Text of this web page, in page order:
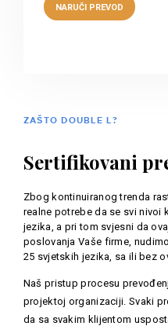
ZAŠTO DOUBLE L?
Sertifikovani
Zbog kontinuiranog trenda
realne potrebe da se svi nivoi
jezika, a pri tom svjesni da
poslovanja Vaše firme,
25 svjetskih jezika, sa ili bez
Naš pristup procesu
projektoj organizaciji. Svaki
da sa svakim klijentom